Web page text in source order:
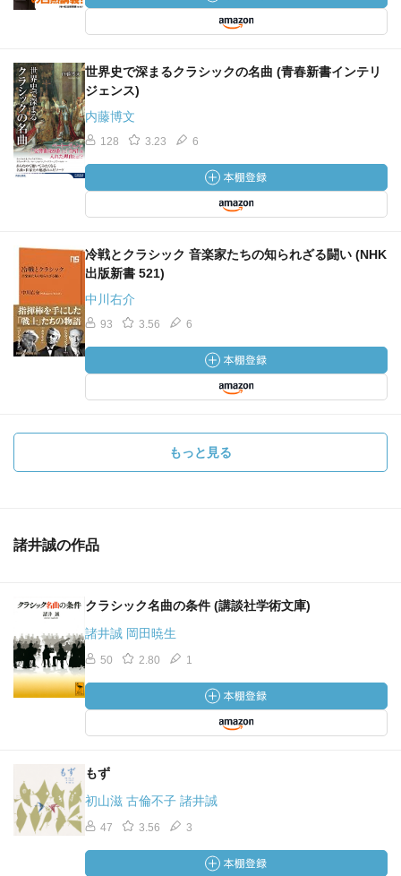
世界史で深まるクラシックの名曲 (青春新書インテリ
ジェンス)
内藤博文
128 3.23 6
冷戦とクラシック 音楽家たちの知られざる闘い (NHK
出版新書 521)
中川右介
93 3.56 6
もっと見る
諸井誠の作品
クラシック名曲の条件 (講談社学術文庫)
諸井誠 岡田暁生
50 2.80 1
もず
初山滋 古倫不子 諸井誠
47 3.56 3